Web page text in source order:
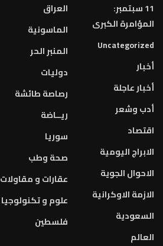
11 سبتمبر:
المؤامرة الكبرى
Uncategorized
أخبار
أخبار عاجلة
أدب وشعر
اقتصاد
الابراج اليومية
الاحوال الجوية
الازمة الاوكرانية
السعودية
العالم
العراق
الماسونية
المنبر الحر
دوليات
رصاصة طائشة
ريــاضة
سوريا
صحة وطب
عقارات و مقاولات
علوم و تكنولوجيا
فلسطين